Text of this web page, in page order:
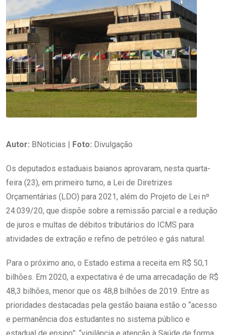
Autor: BNoticias | Foto: Divulgação
Os deputados estaduais baianos aprovaram, nesta quarta-
feira (23), em primeiro turno, a Lei de Diretrizes
Orçamentárias (LDO) para 2021, além do Projeto de Lei nº
24.039/20, que dispõe sobre a remissão parcial e a redução
de juros e multas de débitos tributários do ICMS para
atividades de extração e refino de petróleo e gás natural.
Para o próximo ano, o Estado estima a receita em R$ 50,1
bilhões. Em 2020, a expectativa é de uma arrecadação de R$
48,3 bilhões, menor que os 48,8 bilhões de 2019. Entre as
prioridades destacadas pela gestão baiana estão o “acesso
e permanência dos estudantes no sistema público e